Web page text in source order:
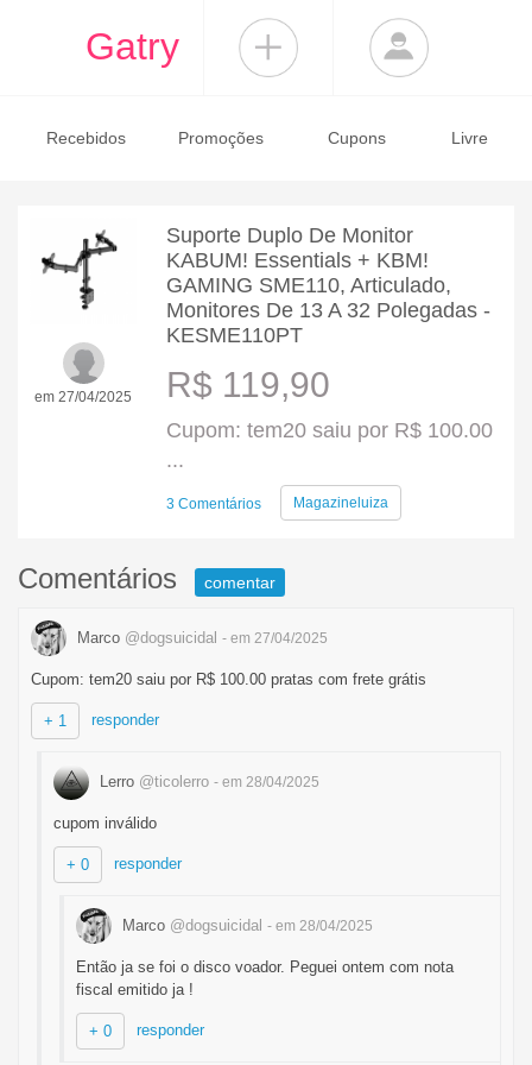
Gatry
Recebidos Promoções Cupons Livre
em 27/04/2025
Suporte Duplo De Monitor
KABUM! Essentials + KBM!
GAMING SME110, Articulado,
Monitores De 13 A 32 Polegadas -
KESME110PT
R$ 119,90
Cupom: tem20 saiu por R$ 100.00
...
3 Comentários Magazineluiza
Comentários comentar
Marco @dogsuicidal - em 27/04/2025
Cupom: tem20 saiu por R$ 100.00 pratas com frete grátis
+ 1 responder
Lerro @ticolerro - em 28/04/2025
cupom inválido
+ 0 responder
Marco @dogsuicidal - em 28/04/2025
Então ja se foi o disco voador. Peguei ontem com nota
fiscal emitido ja !
+ 0 responder